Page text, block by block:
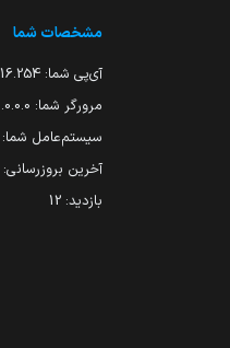
مشخصات شما
آی‌پی شما:
مرورگر شما: Chrome
سیستم‌عامل شما:
آخرین بروزرسانی:
بازدید: 12